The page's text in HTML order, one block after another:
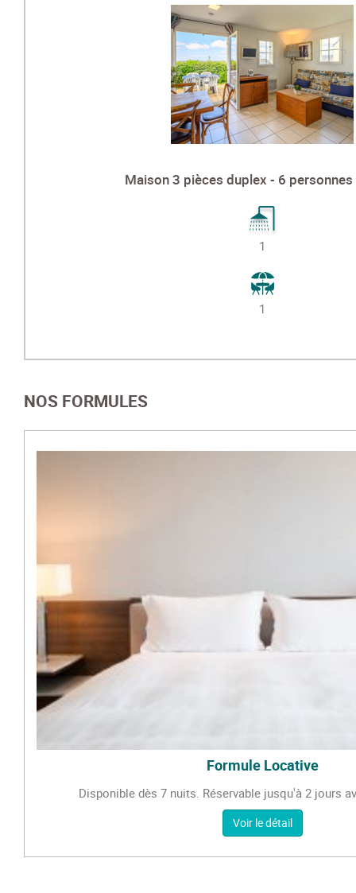
Maison 3 pièces duplex - 6 personnes
1
1
NOS FORMULES
Formule Locative
Disponible dès 7 nuits. Réservable jusqu'à 2 jours
Voir le détail